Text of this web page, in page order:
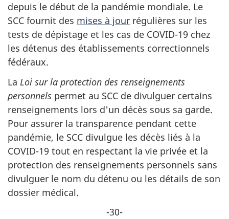
depuis le début de la pandémie mondiale. Le
SCC fournit des mises à jour régulières sur les
tests de dépistage et les cas de COVID-19 chez
les détenus des établissements correctionnels
fédéraux.
La Loi sur la protection des renseignements
personnels permet au SCC de divulguer certains
renseignements lors d'un décès sous sa garde.
Pour assurer la transparence pendant cette
pandémie, le SCC divulgue les décès liés à la
COVID-19 tout en respectant la vie privée et la
protection des renseignements personnels sans
divulguer le nom du détenu ou les détails de son
dossier médical.
-30-